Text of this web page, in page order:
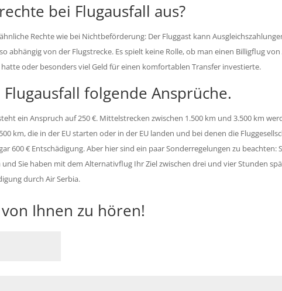
bei Flugausfall aus?
Rechte wie bei Nichtbeförderung: Der Fluggast kann
abhängig von der Flugstrecke. Es spielt keine Rolle, ob man einen Billigflug von
oder besonders viel Geld für einen komfortablen Transfer investierte.
folgende Ansprüche.
ein Anspruch auf 250 €. Mittelstrecken zwischen 1.500 km und 3.500 km
km, die in der EU starten oder in der EU landen und bei denen die
600 € Entschädigung. Aber hier sind ein paar Sonderregelungen zu beachten:
Sie haben mit dem Alternativflug Ihr Ziel zwischen drei und vier Stunden
durch Air Serbia.
Ihnen zu hören!